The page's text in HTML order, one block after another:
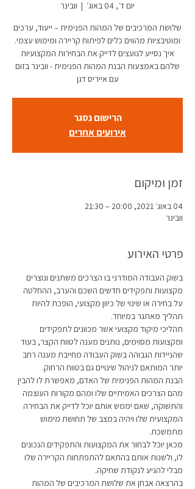
יום ד׳, 04 באוג׳
  |
וובינר
שלושת המרכיבים של המהות הפנימית – ייעוד, ערכים
ומוטיבציות מהווים כלים לפיתוח קריירה ומימוש עצמי.
איך נסייע לנועצים לדייק את הבחירות המקצועיות
שלהם באמצעות הבנת המהות הפנימית - וובינר בזום
עם אייריס דגן
הרישום נסגר
אירועים אחרים
זמן ומיקום
04 באוג׳ 2021, 20:00 – 21:30
וובינר
פרטי האירוע
בשוק העבודה המודרני בו הצרכים משתנים ונוצרים
מקצועות ותפקידים חדשים השכם והערב, ההחלטה
על בחירה או שינוי של כיוון מקצועי, הופכת להיות
תהליך מאתגר במיוחד.
תהליכי מיקוד מקצועי אשר מכוונים לתפקידים
ומקצועות מסוימים, נותנים מענה לטווח הקצר, בעוד
שהניידות הגבוהה בשוק העבודה מחייבת מענה רחב
יותר המותאם לניהול שינויים גם בטווח הרחוק.
הבנת המהות הפנימית של האדם, מאפשרת לו להבין
מהם הצרכים האמיתיים שלו ומהם מקורות העוצמה
והתשוקה, שאם יממש אותם יוכל לדייק את הבחירה
המקצועית שלו ויהיה במצב של תחושת מימוש
מתמשכת.
מכאן יוכל לבחור את המקצועות והתפקידים הנכונים
לו, ולשנות אותם בהתאם להתפתחות הקריירה שלו
מבלי להגיע לנקודת שחיקה.
בהרצאה אבחן את שלושת המרכיבים של המהות